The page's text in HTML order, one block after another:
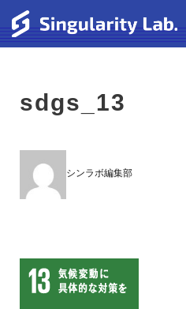
sdgs_13
シンラボ編集部